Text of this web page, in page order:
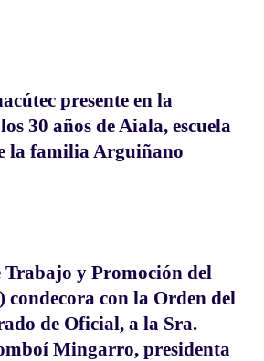
presente en la
30 años de Aiala, escuela
la familia Arguiñano
y Promoción del
con la Orden del
de Oficial, a la Sra.
Mingarro, presidenta